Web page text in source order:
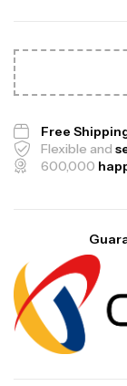
Free
Flexible and
600,000